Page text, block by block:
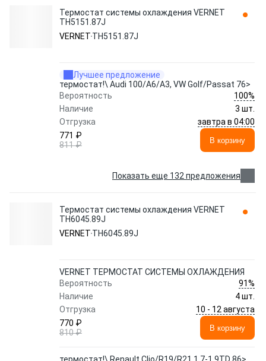
Термостат системы охлаждения VERNET
TH5151.87J
VERNET TH5151.87J
Лучшее предложение
термостат!\ Audi 100/A6/A3, VW Golf/Passat 76>
Вероятность
100%
Наличие
3 шт.
Отгрузка
завтра в 04:00
771 ₽
811 ₽
В корзину
Показать еще 132 предложения
Термостат системы охлаждения VERNET
TH6045.89J
VERNET TH6045.89J
VERNET ТЕРМОСТАТ СИСТЕМЫ ОХЛАЖДЕНИЯ
Вероятность
91%
Наличие
4 шт.
Отгрузка
10 - 12 августа
770 ₽
810 ₽
В корзину